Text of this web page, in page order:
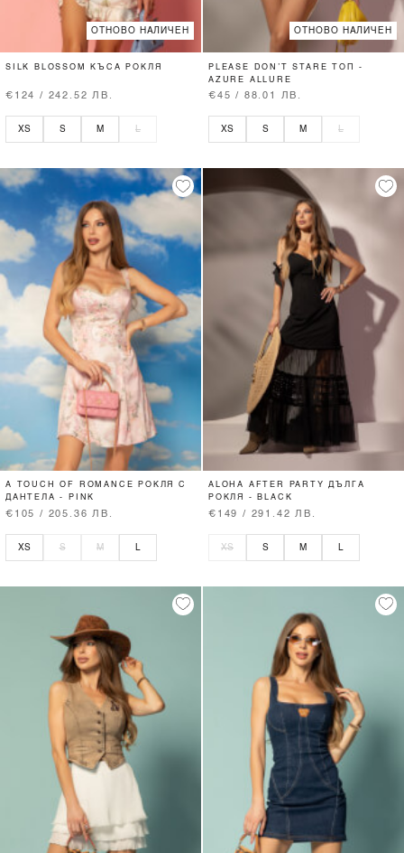
ОТНОВО НАЛИЧЕН
SILK BLOSSOM КЪСА РОКЛЯ
€124 / 242.52 ЛВ.
XS S M L
ОТНОВО НАЛИЧЕН
PLEASE DON’T STARE ТОП -
AZURE ALLURE
€45 / 88.01 ЛВ.
XS S M L
A TOUCH OF ROMANCE РОКЛЯ С
ДАНТЕЛА - PINK
€105 / 205.36 ЛВ.
XS S M
ALOHA AFTER PARTY ДЪЛГА
РОКЛЯ - BLACK
€149 / 291.42 ЛВ.
XS S M